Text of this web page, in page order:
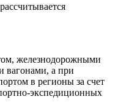
железнодорожными
вагонами, а при
в регионы за счет
экспедиционных